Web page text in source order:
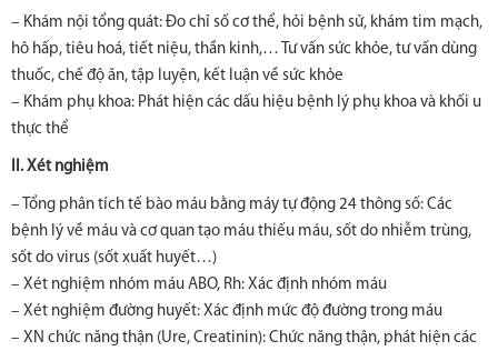
– Khám nội tổng quát: Đo chỉ số cơ thể, hỏi bệnh sử, khám tim mạch,
hô hấp, tiêu hoá, tiết niệu, thần kinh,… Tư vấn sức khỏe, tư vấn dùng
thuốc, chế độ ăn, tập luyện, kết luận về sức khỏe
– Khám phụ khoa: Phát hiện các dấu hiệu bệnh lý phụ khoa và khối u
thực thể
II. Xét nghiệm
– Tổng phân tích tế bào máu bằng máy tự động 24 thông số: Các
bệnh lý về máu và cơ quan tạo máu thiếu máu, sốt do nhiễm trùng,
sốt do virus (sốt xuất huyết…)
– Xét nghiệm nhóm máu ABO, Rh: Xác định nhóm máu
– Xét nghiệm đường huyết: Xác định mức độ đường trong máu
– XN chức năng thận (Ure, Creatinin): Chức năng thận, phát hiện các